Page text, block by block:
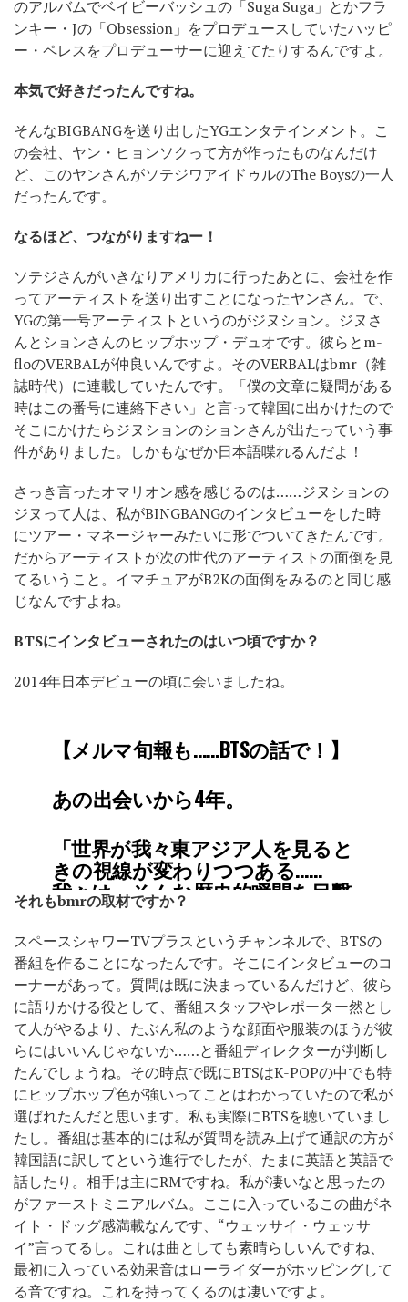
のアルバムでベイビーバッシュの「Suga Suga」とかフラ
ンキー・Jの「Obsession」をプロデュースしていたハッピ
ー・ペレスをプロデューサーに迎えてたりするんですよ。
本気で好きだったんですね。
そんなBIGBANGを送り出したYGエンタテインメント。こ
の会社、ヤン・ヒョンソクって方が作ったものなんだけ
ど、このヤンさんがソテジワアイドゥルのThe Boysの一人
だったんです。
なるほど、つながりますねー！
ソテジさんがいきなりアメリカに行ったあとに、会社を作
ってアーティストを送り出すことになったヤンさん。で、
YGの第一号アーティストというのがジヌション。ジヌさ
んとションさんのヒップホップ・デュオです。彼らとm-
floのVERBALが仲良いんですよ。そのVERBALはbmr（雑
誌時代）に連載していたんです。「僕の文章に疑問がある
時はこの番号に連絡下さい」と言って韓国に出かけたので
そこにかけたらジヌションのションさんが出たっていう事
件がありました。しかもなぜか日本語喋れるんだよ！
さっき言ったオマリオン感を感じるのは……ジヌションの
ジヌって人は、私がBINGBANGのインタビューをした時
にツアー・マネージャーみたいに形でついてきたんです。
だからアーティストが次の世代のアーティストの面倒を見
てるいうこと。イマチュアがB2Kの面倒をみるのと同じ感
じなんですよね。
BTSにインタビューされたのはいつ頃ですか？
2014年日本デビューの頃に会いましたね。
【メルマ旬報も……BTSの話で！】
あの出会いから4年。
「世界が我々東アジア人を見ると
きの視線が変わりつつある……
我々は、そんな歴史的瞬間を目撃
しているのかもしれない。
つまり。
防弾少年団を聴かないことは、今
や、時代の流れに取り残されるこ
とを意味するのだ」
https://t.co/4TYzuhVkYX
pic.twitter.com/YwcMIntSrF
— 丸屋九兵衛 (@QB_MARUYA)2018
年6月21日
それもbmrの取材ですか？
スペースシャワーTVプラスというチャンネルで、BTSの
番組を作ることになったんです。そこにインタビューのコ
ーナーがあって。質問は既に決まっているんだけど、彼ら
に語りかける役として、番組スタッフやレポーター然とし
て人がやるより、たぶん私のような顔面や服装のほうが彼
らにはいいんじゃないか……と番組ディレクターが判断し
たんでしょうね。その時点で既にBTSはK-POPの中でも特
にヒップホップ色が強いってことはわかっていたので私が
選ばれたんだと思います。私も実際にBTSを聴いていまし
たし。番組は基本的には私が質問を読み上げて通訳の方が
韓国語に訳してという進行でしたが、たまに英語と英語で
話したり。相手は主にRMですね。私が凄いなと思ったの
がファーストミニアルバム。ここに入っているこの曲がネ
イト・ドッグ感満載なんです、“ウェッサイ・ウェッサ
イ”言ってるし。これは曲としても素晴らしいんですね、
最初に入っている効果音はローライダーがホッピングして
る音ですね。これを持ってくるのは凄いですよ。